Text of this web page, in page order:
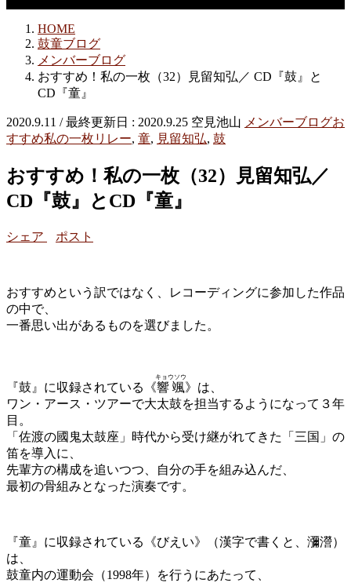
HOME
鼓童ブログ
メンバーブログ
おすすめ！私の一枚（32）見留知弘／ CD『鼓』と
CD『童』
2020.9.11 / 最終更新日 : 2020.9.25 空見池山 メンバーブログお
すすめ私の一枚リレー, 童, 見留知弘, 鼓
おすすめ！私の一枚（32）見留知弘／
CD『鼓』とCD『童』
シェア ポスト
おすすめという訳ではなく、レコーディングに参加した作品
の中で、
一番思い出があるものを選びました。
『鼓』に収録されている《響颯
キョウソウ
》は、
ワン・アース・ツアーで大太鼓を担当するようになって３年
目。
「佐渡の國鬼太鼓座」時代から受け継がれてきた「三国」の
笛を導入に、
先輩方の構成を追いつつ、自分の手を組み込んだ、
最初の骨組みとなった演奏です。
『童』に収録されている《びえい》（漢字で書くと、瀰瀯）
は、
鼓童内の運動会（1998年）を行うにあたって、